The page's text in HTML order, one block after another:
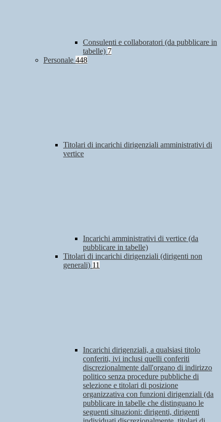
Consulenti e collaboratori (da pubblicare in
tabelle) 7
Personale 448
Titolari di incarichi dirigenziali amministrativi di
vertice
Incarichi amministrativi di vertice (da
pubblicare in tabelle)
Titolari di incarichi dirigenziali (dirigenti non
generali) 11
Incarichi dirigenziali, a qualsiasi titolo
conferiti, ivi inclusi quelli conferiti
discrezionalmente dall'organo di indirizzo
politico senza procedure pubbliche di
selezione e titolari di posizione
organizzativa con funzioni dirigenziali (da
pubblicare in tabelle che distinguano le
seguenti situazioni: dirigenti, dirigenti